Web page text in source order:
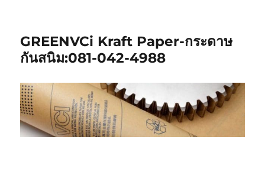
GREENVCi Kraft Paper-กระดาษ
กันสนิม:081-042-4988